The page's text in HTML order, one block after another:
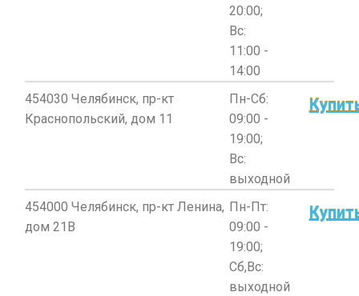
20:00;
Вс:
11:00 -
14:00
454030 Челябинск, пр-кт
Краснопольский, дом 11
Пн-Сб:
09:00 -
19:00;
Вс:
выходной
454000 Челябинск, пр-кт Ленина,
дом 21В
Пн-Пт:
09:00 -
19:00;
Сб,Вс:
выходной